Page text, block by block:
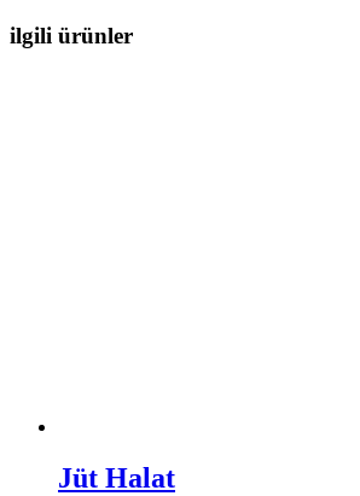
ilgili ürünler
Jüt Halat